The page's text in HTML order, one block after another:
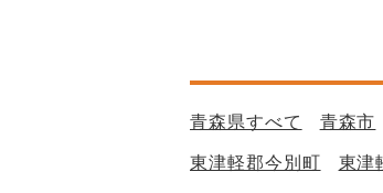
青森県すべて 青森市
東津軽郡今別町 東津